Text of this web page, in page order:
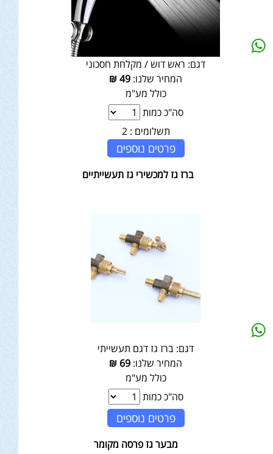
דגם: ראש דוש / מקלחת חסכוני
המחיר שלנו: 49
₪
כולל מע"מ
סה"כ כמות
תשלומים : 2
פרטים נוספים
ברז גז למכשירי גז תעשייתיים
דגם: ברז גז דגם תעשייתי
המחיר שלנו: 69
₪
כולל מע"מ
סה"כ כמות
פרטים נוספים
מבער גז פרסה מקומר